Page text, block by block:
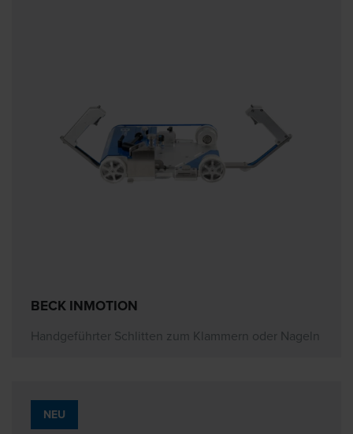
BECK INMOTION
Handgeführter Schlitten zum Klammern oder Nageln
NEU